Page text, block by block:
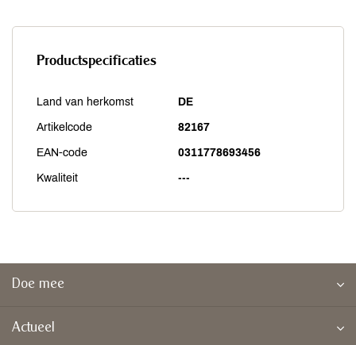
Productspecificaties
Land van herkomst DE
Artikelcode 82167
EAN-code 0311778693456
Kwaliteit ---
Doe mee
Actueel